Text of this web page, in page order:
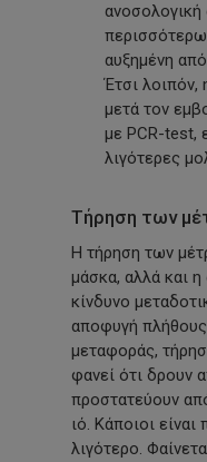
ανοσολογική
αυξημένη
Έτσι λοιπόν,
μετά τον
με PCR-test,
λιγότερες
Τήρηση των
Η τήρηση των
μάσκα, αλλά και
κίνδυνο
αποφυγή
μεταφοράς,
φανεί ότι δρουν
προστατεύουν
ιό. Κάποιοι είναι
λιγότερο.